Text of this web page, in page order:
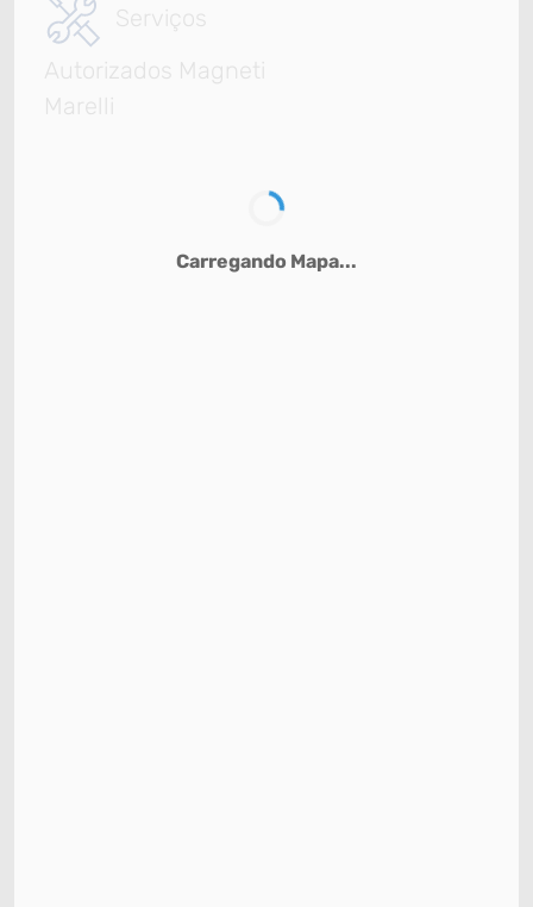
Serviços
Autorizados Magneti
Marelli